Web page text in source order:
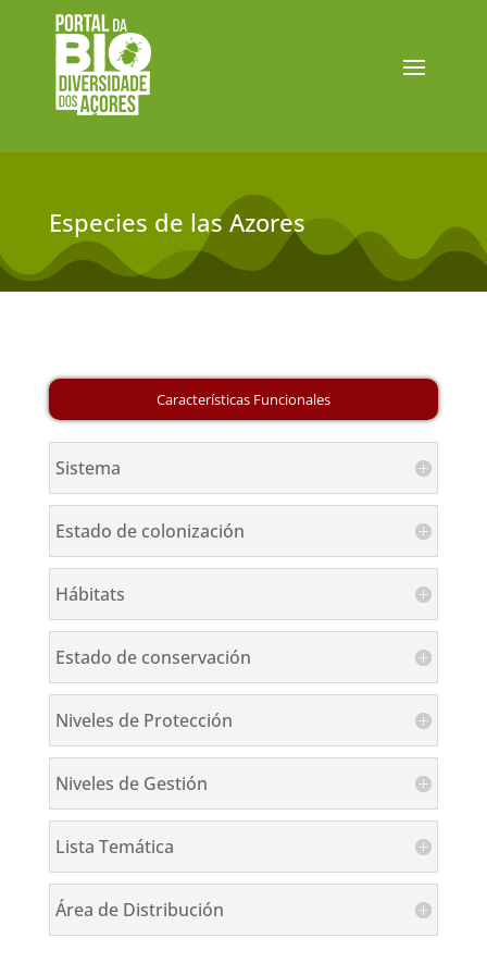
Especies de las Azores
Sistema
Estado de colonización
Hábitats
Estado de conservación
Niveles de Protección
Niveles de Gestión
Lista Temática
Área de Distribución